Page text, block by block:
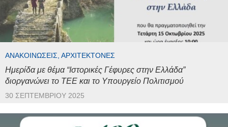
ΑΝΑΚΟΙΝΏΣΕΙΣ, ΑΡΧΙΤΈΚΤΟΝΕΣ
Ημερίδα με θέμα “Ιστορικές Γέφυρες στην Ελλάδα”
διοργανώνει το ΤΕΕ και το Υπουργείο Πολιτισμού
30 ΣΕΠΤΕΜΒΡΊΟΥ 2025